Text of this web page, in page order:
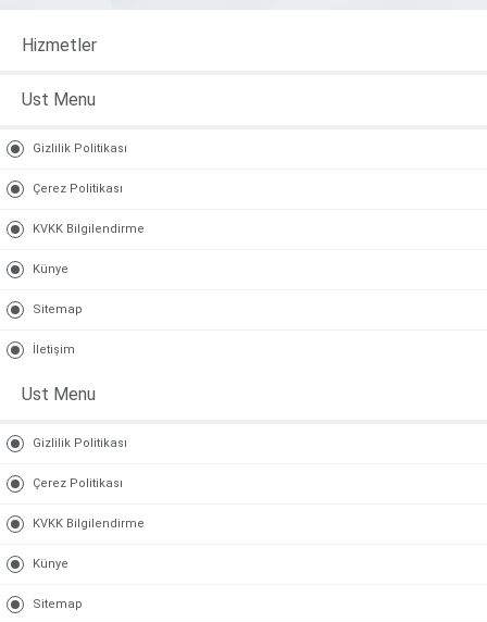
Hizmetler
Ust Menu
Gizlilik Politikası
Çerez Politikası
KVKK Bilgilendirme
Künye
Sitemap
İletişim
Ust Menu
Gizlilik Politikası
Çerez Politikası
KVKK Bilgilendirme
Künye
Sitemap